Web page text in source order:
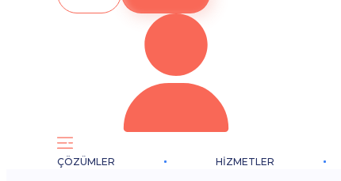
ÇÖZÜMLER HIZMETLER